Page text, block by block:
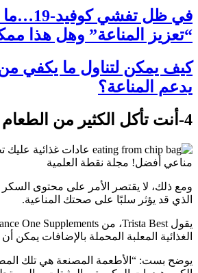
في ظل
“تعزيز المناعة” وهل هذا
كيف يمكن لتناول ما يكفي
يدعم المناعة؟
4-أنت تأكل الكثير من الطعام المعالج
ومع ذلك، لا يقتصر الأمر على محتوى
الذي قد يؤثر سلبًا على صحتك المناعية.
الغذائية المعلبة المحملة بالإضافات يمكن
يوضح بست: “الأطعمة المصنعة هي تلك